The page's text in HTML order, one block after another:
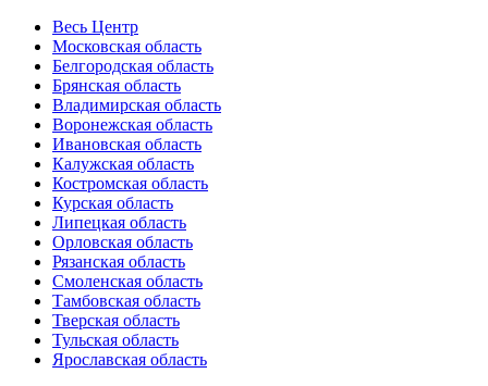
Весь Центр
Московская область
Белгородская область
Брянская область
Владимирская область
Воронежская область
Ивановская область
Калужская область
Костромская область
Курская область
Липецкая область
Орловская область
Рязанская область
Смоленская область
Тамбовская область
Тверская область
Тульская область
Ярославская область